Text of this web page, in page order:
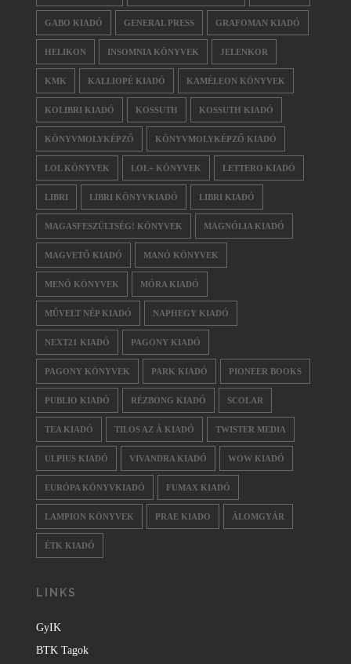
GABO KIADÓ GENERAL PRESS GRAFOMAN KIADÓ
HELIKON INSOMNIA KÖNYVEK JELENKOR
KMK KALLIOPÉ KIADÓ KAMÉLEON KÖNYVEK
KOLIBRI KIADÓ KOSSUTH KOSSUTH KIADÓ
KÖNYVMOLYKÉPZŐ KÖNYVMOLYKÉPZŐ KIADÓ
LOL KÖNYVEK LOL+ KÖNYVEK LETTERO KIADÓ
LIBRI LIBRI KÖNYVKIADÓ LIBRI KIADÓ
MAGASFESZÜLTSÉG! KÖNYVEK MAGNÓLIA KIADÓ
MAGVETŐ KIADÓ MANÓ KÖNYVEK
MENŐ KÖNYVEK MÓRA KIADÓ
MŰVELT NÉP KIADÓ NAPHEGY KIADÓ
NEXT21 KIADÓ PAGONY KIADÓ
PAGONY KÖNYVEK PARK KIADÓ PIONEER BOOKS
PUBLIO KIADÓ RÉZBONG KIADÓ SCOLAR
TEA KIADÓ TILOS AZ Á KIADÓ TWISTER MEDIA
ULPIUS KIADÓ VIVANDRA KIADÓ WOW KIADÓ
EURÓPA KÖNYVKIADÓ FUMAX KIADÓ
LAMPION KÖNYVEK PRAE KIADO ÁLOMGYÁR
ÉTK KIADÓ
LINKS
GyIK
BTK Tagok